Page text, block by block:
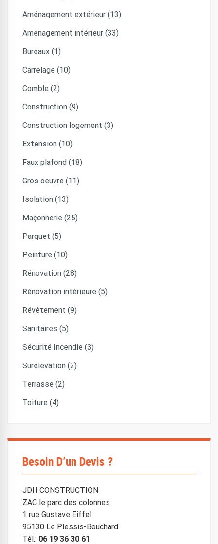
Aménagement extérieur (13)
Aménagement intérieur (33)
Bureaux (1)
Carrelage (10)
Comble (2)
Construction (9)
Construction logement (3)
Extension (10)
Faux plafond (18)
Gros oeuvre (11)
Isolation (13)
Maçonnerie (25)
Parquet (5)
Peinture (10)
Rénovation (28)
Rénovation intérieure (5)
Révêtement (9)
Sanitaires (5)
Sécurité Incendie (3)
Surélévation (2)
Terrasse (2)
Toiture (4)
Besoin D’un Devis ?
JDH CONSTRUCTION
ZAC le parc des colonnes
1 rue Gustave Eiffel
95130 Le Plessis-Bouchard
Tél.: 06 19 36 30 61